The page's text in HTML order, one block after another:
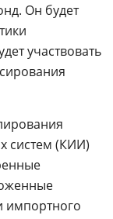
Он будет
участвовать
систем (КИИ)
импортного